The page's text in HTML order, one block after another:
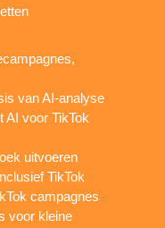
van AI-analyse
AI voor TikTok
uitvoeren
TikTok
campagnes
voor kleine